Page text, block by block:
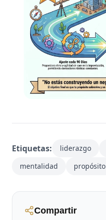
Compartir
Etiquetas: liderazgo
mentalidad
propósito